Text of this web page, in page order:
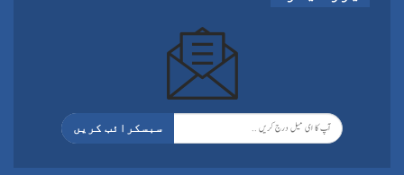
سبسکرائب کریں